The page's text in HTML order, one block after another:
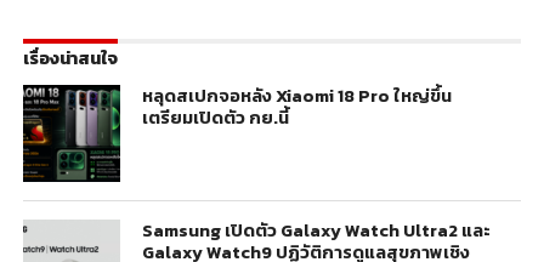
เรื่องน่าสนใจ
หลุดสเปกจอหลัง Xiaomi 18 Pro ใหญ่ขึ้น
เตรียมเปิดตัว กย.นี้
Samsung เปิดตัว Galaxy Watch Ultra2 และ
Galaxy Watch9 ปฏิวัติการดูแลสุขภาพเชิง